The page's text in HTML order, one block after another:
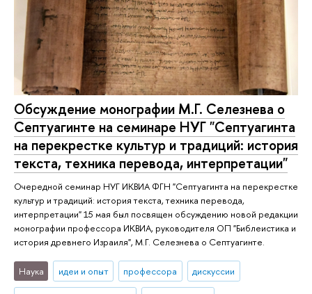
Обсуждение монографии М.Г. Селезнева о
Септуагинте на семинаре НУГ "Септуагинта
на перекрестке культур и традиций: история
текста, техника перевода, интерпретации"
Очередной семинар НУГ ИКВИА ФГН "Септуагинта на перекрестке
культур и традиций: история текста, техника перевода,
интерпретации" 15 мая был посвящен обсуждению новой редакции
монографии профессора ИКВИА, руководителя ОП "Библеистика и
история древнего Израиля", М.Г. Селезнева о Септуагинте.
Наука идеи и опыт профессора дискуссии